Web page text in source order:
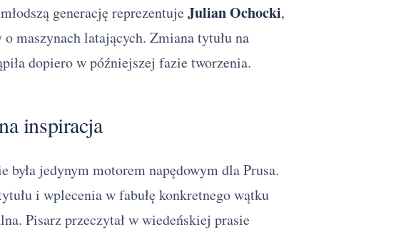
generację reprezentujeJulian Ochocki,
maszynach latających. Zmiana tytułu na
dopiero w późniejszej fazie tworzenia.
inspiracja
była jedynym motorem napędowym dla Prusa.
i wplecenia w fabułę konkretnego wątku
Pisarz przeczytał w wiedeńskiej prasie